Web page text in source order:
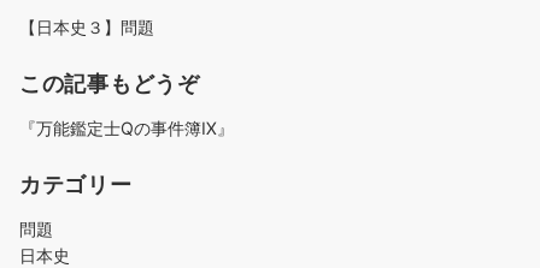
【日本史３】問題
この記事もどうぞ
『万能鑑定士Qの事件簿Ⅸ』
カテゴリー
問題
日本史